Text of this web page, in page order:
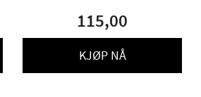
115,00
KJØP NÅ